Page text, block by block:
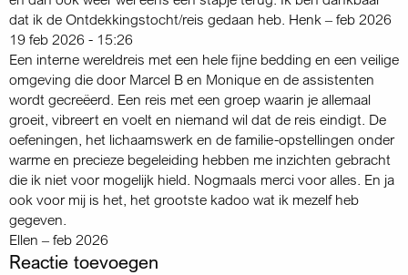
dat ik de Ontdekkingstocht/reis gedaan heb. Henk – feb 2026
19 feb 2026 - 15:26
Een interne wereldreis met een hele fijne bedding en een veilige
omgeving die door Marcel B en Monique en de assistenten
wordt gecreëerd. Een reis met een groep waarin je allemaal
groeit, vibreert en voelt en niemand wil dat de reis eindigt. De
oefeningen, het lichaamswerk en de familie-opstellingen onder
warme en precieze begeleiding hebben me inzichten gebracht
die ik niet voor mogelijk hield. Nogmaals merci voor alles. En ja
ook voor mij is het, het grootste kadoo wat ik mezelf heb
gegeven.
Ellen – feb 2026
Reactie toevoegen